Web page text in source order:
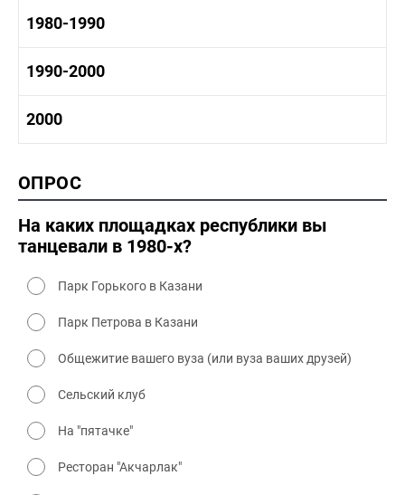
1960-1970 культура
1970-1980 история
1970 - 1980 быт
1980-1990
1980 -1990 история
1990-2000
2000
2000 промышленность
2000 культура
ОПРОС
На каких площадках республики вы
танцевали в 1980-х?
Парк Горького в Казани
Парк Петрова в Казани
Общежитие вашего вуза (или вуза ваших друзей)
Сельский клуб
На "пятачке"
Ресторан "Акчарлак"